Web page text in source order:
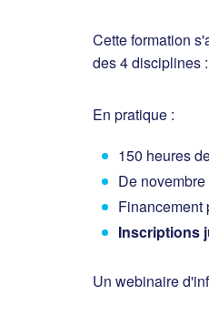
Cette formation
des 4 disciplines :
En pratique :
150 heures
De
Financement
Inscriptions
Un webinaire